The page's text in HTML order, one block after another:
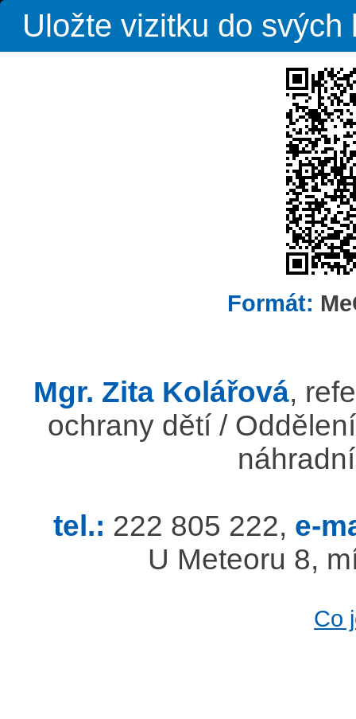
Uložte vizitku do
Formát:
Mgr. Zita Kolářová,
ochrany dětí /
tel.: 222 805 222, e-
U Meteoru 8,
Co